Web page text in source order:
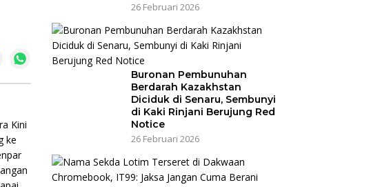
26 Februari 2026
Buronan Pembunuhan
Berdarah Kazakhstan
Diciduk di Senaru, Sembunyi
di Kaki Rinjani Berujung Red
Notice
26 Februari 2026